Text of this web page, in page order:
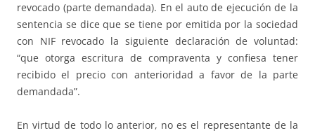
revocado (parte demandada). En el auto de ejecución de la
sentencia se dice que se tiene por emitida por la sociedad
con NIF revocado la siguiente declaración de voluntad:
“que otorga escritura de compraventa y confiesa tener
recibido el precio con anterioridad a favor de la parte
demandada”.
En virtud de todo lo anterior, no es el representante de la